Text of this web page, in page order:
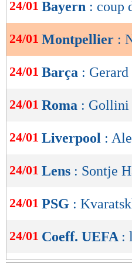
de
lecture
OK
24/01 Bayern : coup
24/01 Montpellier :
24/01 Barça :
24/01 Roma : Gollini
24/01 Liverpool :
24/01 Lens : Sontje
24/01 PSG :
24/01 Coeff. UEFA :